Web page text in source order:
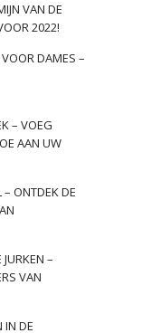
VAN DE
2022!
DAMES –
– VOEG
AAN UW
ONTDEK DE
–
VAN
IN DE